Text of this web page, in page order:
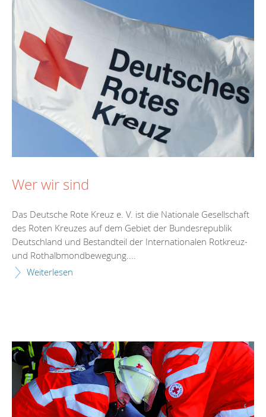
Wer wir sind
Das Deutsche Rote Kreuz e. V. ist die Nationale Gesellschaft
des Roten Kreuzes auf dem Gebiet der Bundesrepublik
Deutschland und Bestandteil der Internationalen Rotkreuz-
und Rothalbmondbewegung....
Weiterlesen